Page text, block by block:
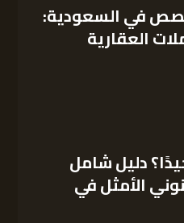
في السعودية:
العقارية
دليل شامل
الأمثل في